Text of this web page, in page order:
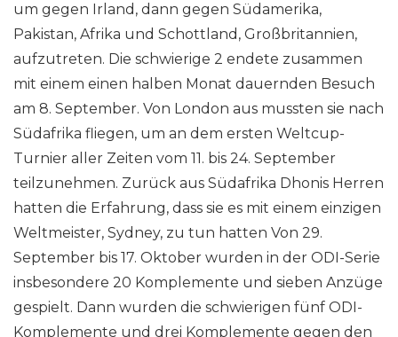
um gegen Irland, dann gegen Südamerika,
Pakistan, Afrika und Schottland, Großbritannien,
aufzutreten. Die schwierige 2 endete zusammen
mit einem einen halben Monat dauernden Besuch
am 8. September. Von London aus mussten sie nach
Südafrika fliegen, um an dem ersten Weltcup-
Turnier aller Zeiten vom 11. bis 24. September
teilzunehmen. Zurück aus Südafrika Dhonis Herren
hatten die Erfahrung, dass sie es mit einem einzigen
Weltmeister, Sydney, zu tun hatten Von 29.
September bis 17. Oktober wurden in der ODI-Serie
insbesondere 20 Komplemente und sieben Anzüge
gespielt. Dann wurden die schwierigen fünf ODI-
Komplemente und drei Komplemente gegen den